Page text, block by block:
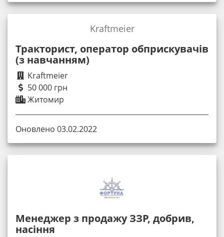
Тракторист, оператор обприскувачів
(з навчанням)
Kraftmeier
50 000 грн
Житомир
Kraftmeier
Оновлено 03.02.2022
Менеджер з продажу ЗЗР, добрив,
насіння